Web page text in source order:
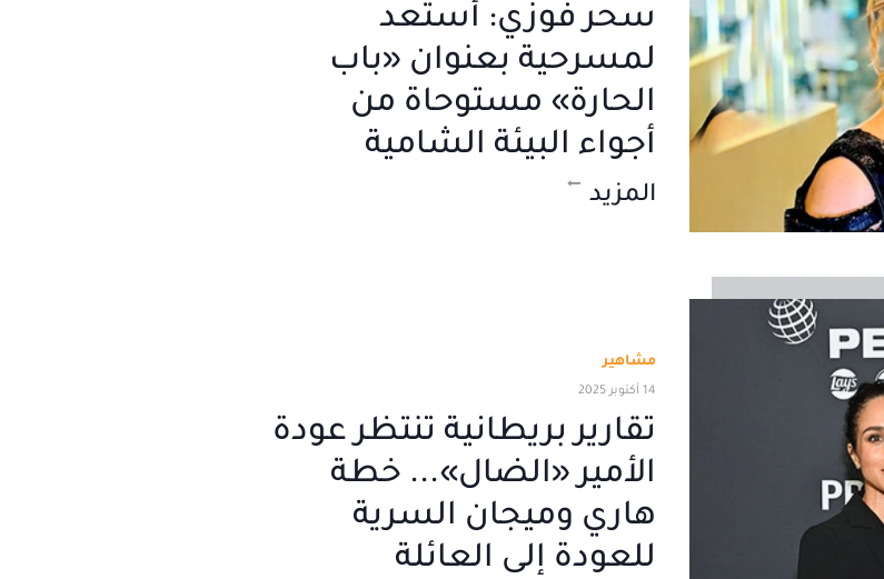
سحر فوزي: أستعد
لمسرحية بعنوان «باب
الحارة» مستوحاة من
أجواء البيئة الشامية
المزيد
مشاهير
14 أكتوبر 2025
تقارير بريطانية تنتظر عودة
الأمير «الضال»... خطة
هاري وميجان السرية
للعودة إلى العائلة